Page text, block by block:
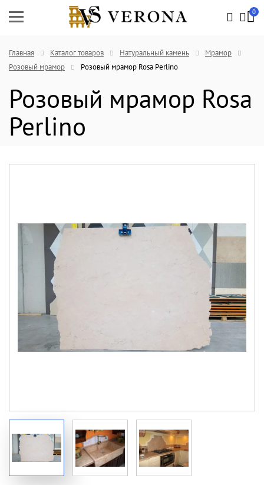
0
Главная Каталог товаров Натуральный камень
Мрамор
Розовый мрамор
Розовый мрамор Rosa Perlino
Розовый мрамор Rosa
Perlino